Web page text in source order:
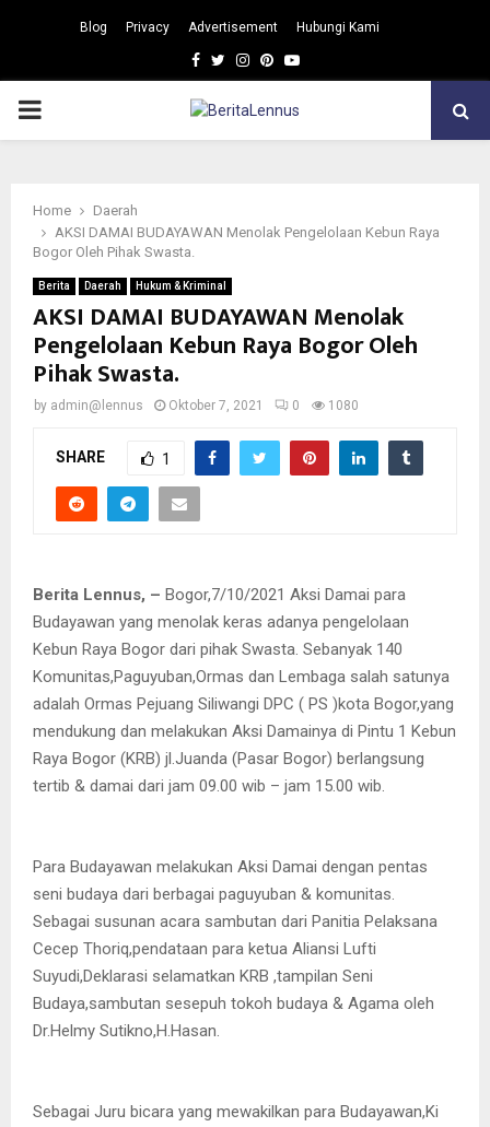
Blog Privacy Advertisement Hubungi Kami
Facebook
TwitterInstagram
Pinterest
Youtube
PRIMARY
Home
Daerah
AKSI DAMAI BUDAYAWAN Menolak Pengelolaan Kebun Raya
Bogor Oleh Pihak Swasta.
Berita Daerah Hukum & Kriminal
AKSI DAMAI BUDAYAWAN Menolak
Pengelolaan Kebun Raya Bogor Oleh
Pihak Swasta.
by admin@lennus Oktober 7, 2021 0 1080
SHARE 1
Berita Lennus, – Bogor,7/10/2021 Aksi Damai para
Budayawan yang menolak keras adanya pengelolaan
Kebun Raya Bogor dari pihak Swasta. Sebanyak 140
Komunitas,Paguyuban,Ormas dan Lembaga salah satunya
adalah Ormas Pejuang Siliwangi DPC ( PS )kota Bogor,yang
mendukung dan melakukan Aksi Damainya di Pintu 1 Kebun
Raya Bogor (KRB) jl.Juanda (Pasar Bogor) berlangsung
tertib & damai dari jam 09.00 wib – jam 15.00 wib.
Para Budayawan melakukan Aksi Damai dengan pentas
seni budaya dari berbagai paguyuban & komunitas.
Sebagai susunan acara sambutan dari Panitia Pelaksana
Cecep Thoriq,pendataan para ketua Aliansi Lufti
Suyudi,Deklarasi selamatkan KRB ,tampilan Seni
Budaya,sambutan sesepuh tokoh budaya & Agama oleh
Dr.Helmy Sutikno,H.Hasan.
Sebagai Juru bicara yang mewakilkan para Budayawan,Ki